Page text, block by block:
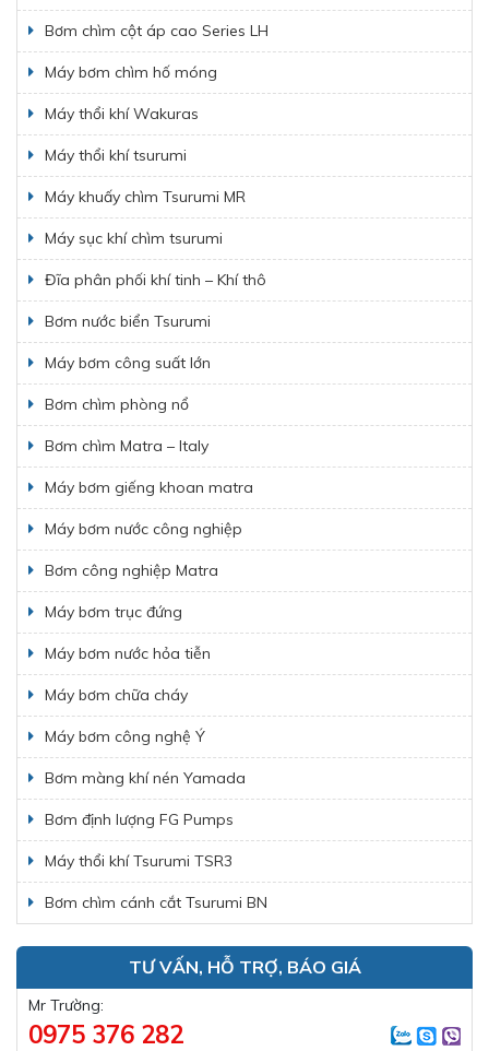
Bơm chìm cột áp cao Series LH
Máy bơm chìm hố móng
Máy thổi khí Wakuras
Máy thổi khí tsurumi
Máy khuấy chìm Tsurumi MR
Máy sục khí chìm tsurumi
Đĩa phân phối khí tinh – Khí thô
Bơm nước biển Tsurumi
Máy bơm công suất lớn
Bơm chìm phòng nổ
Bơm chìm Matra – Italy
Máy bơm giếng khoan matra
Máy bơm nước công nghiệp
Bơm công nghiệp Matra
Máy bơm trục đứng
Máy bơm nước hỏa tiễn
Máy bơm chữa cháy
Máy bơm công nghệ Ý
Bơm màng khí nén Yamada
Bơm định lượng FG Pumps
Máy thổi khí Tsurumi TSR3
Bơm chìm cánh cắt Tsurumi BN
TƯ VẤN, HỖ TRỢ, BÁO GIÁ
Mr Trường:
0975 376 282